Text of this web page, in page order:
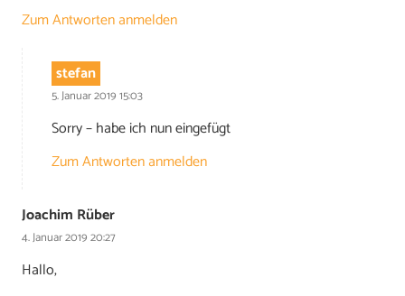
Zum Antworten anmelden
stefan
5. Januar 2019 15:03
Sorry – habe ich nun eingefügt
Zum Antworten anmelden
Joachim Rüber
4. Januar 2019 20:27
Hallo,